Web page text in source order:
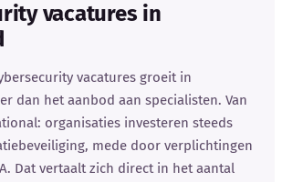
vacatures in
vacatures groeit in
dan het aanbod aan specialisten. Van
organisaties investeren steeds
mede door verplichtingen
Dat vertaalt zich direct in het aantal